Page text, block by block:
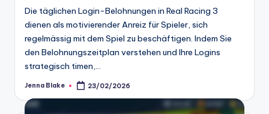
Die täglichen Login-Belohnungen in Real Racing 3
dienen als motivierender Anreiz für Spieler, sich
regelmässig mit dem Spiel zu beschäftigen. Indem Sie
den Belohnungszeitplan verstehen und Ihre Logins
strategisch timen,…
Posted
Jenna Blake 23/02/2026